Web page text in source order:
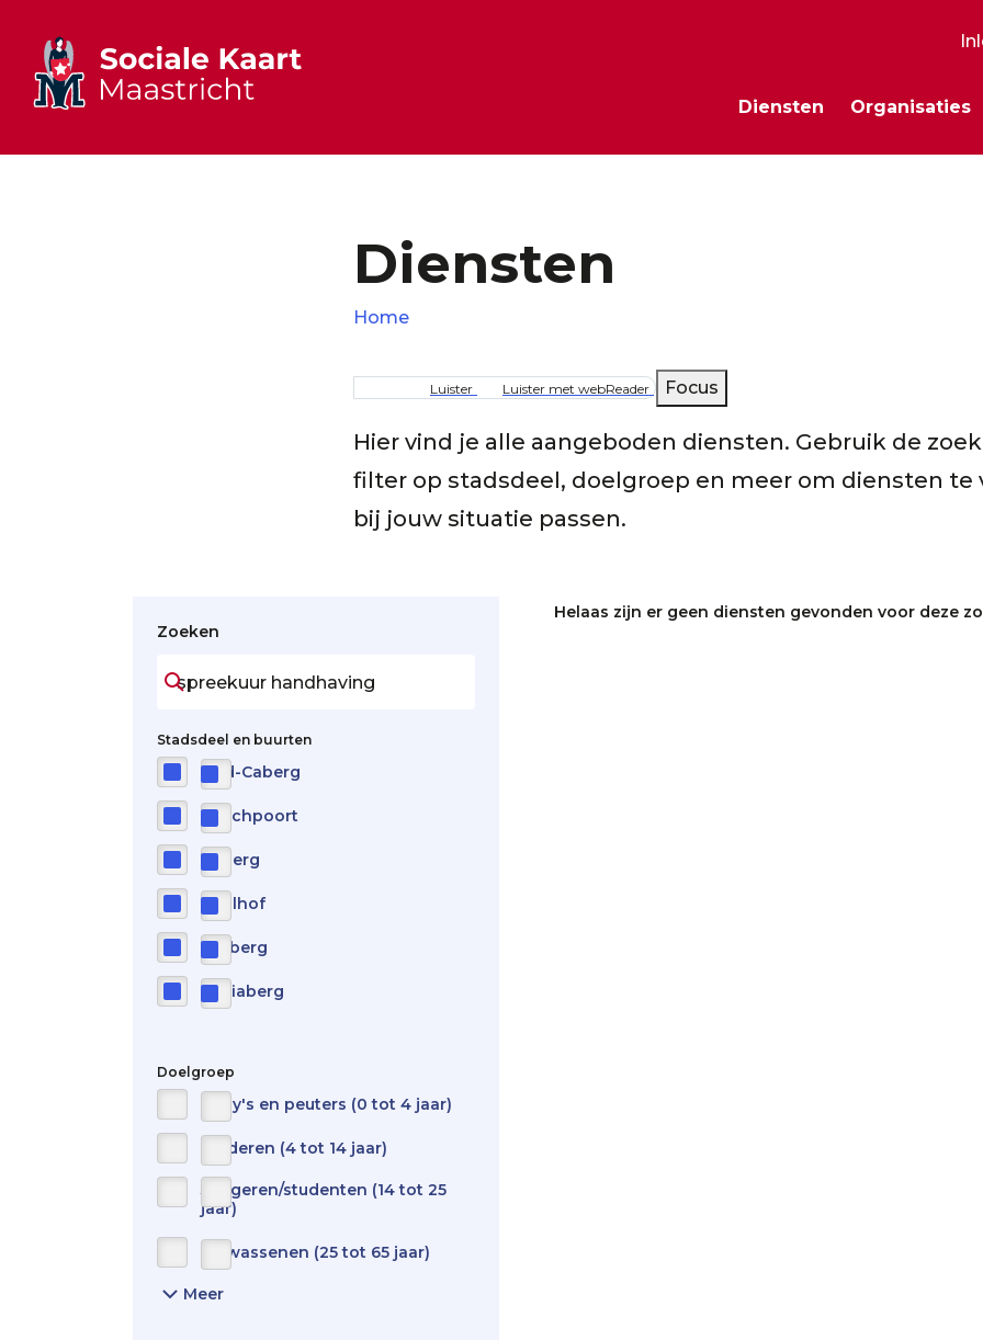
Diensten Organisaties
Diensten
Kruimelpad
Home
Luister Luister met webReader Focus
Hier vind je alle aangeboden diensten. Gebruik de
filter op stadsdeel, doelgroep en meer om diensten te
bij jouw situatie passen.
Zoeken
Stadsdeel en buurten
Oud-Caberg
Boschpoort
Caberg
Daalhof
Malberg
Mariaberg
Doelgroep
Baby's en peuters (0 tot 4 jaar)
Kinderen (4 tot 14 jaar)
Jongeren/studenten (14 tot 25
jaar)
Volwassenen (25 tot 65 jaar)
Meer
Show
Helaas zijn er geen diensten gevonden voor deze